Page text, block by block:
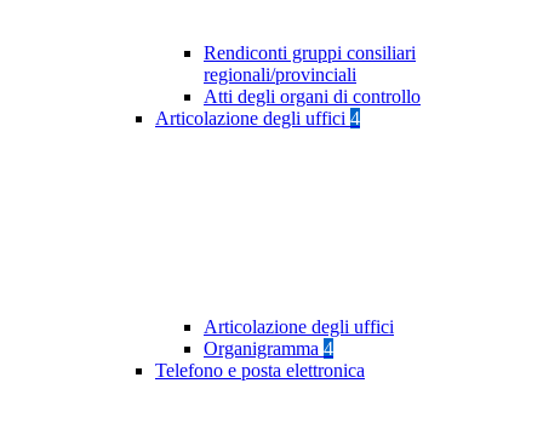
Rendiconti gruppi consiliari
regionali/provinciali
Atti degli organi di controllo
Articolazione degli uffici 4
Articolazione degli uffici
Organigramma 4
Telefono e posta elettronica